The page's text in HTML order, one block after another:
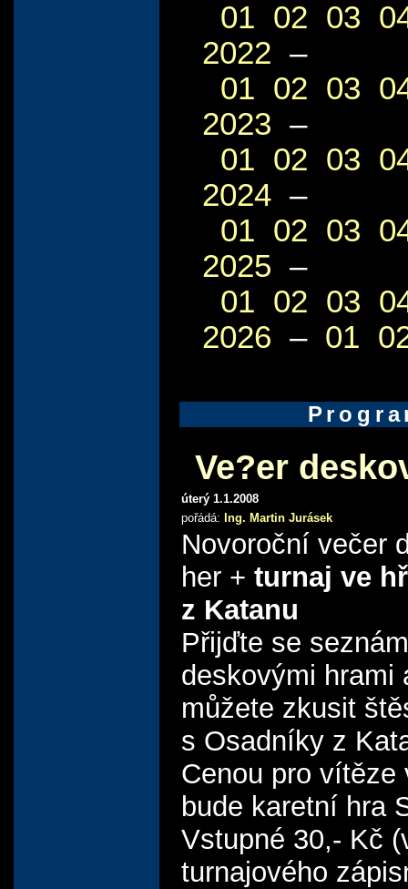
01 02 03
2022 –
01 02 03
2023 –
01 02 03
2024 –
01 02 03
2025 –
01 02 03
2026 – 01
Ve?er
úterý 1.1.2008
pořádá: Ing. Martin Jurásek
Novoroční večer
her + turnaj ve
z Katanu
Přijďte se
deskovými hrami
můžete zkusit
s Osadníky z
Cenou pro vítěze
bude karetní hra
Vstupné 30,- Kč
turnajového